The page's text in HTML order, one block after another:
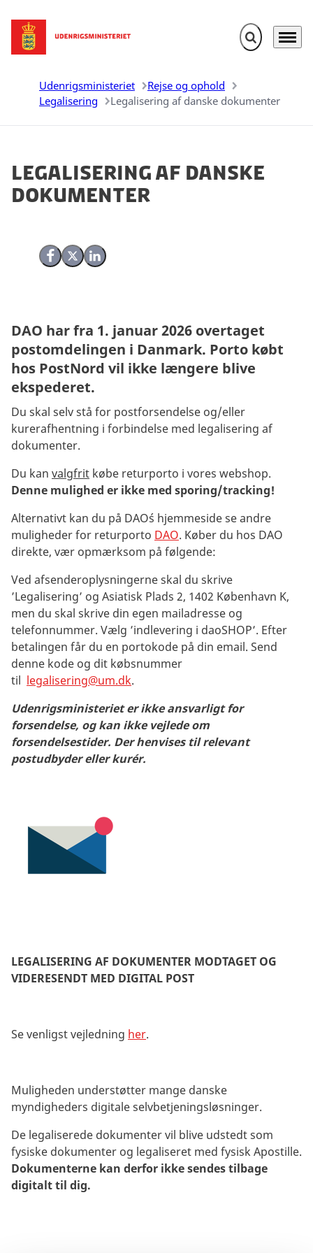
Gå til forsiden Fold søgefelt
Menu
Udenrigsministeriet
Rejse og ophold
Legalisering
Legalisering af danske dokumenter
Legalisering af danske
dokumenter
Del på Facebook
Del på X (Twitter)
Del på LinkedIn
DAO har fra 1. januar 2026 overtaget
postomdelingen i Danmark. Porto købt
hos PostNord vil ikke længere blive
ekspederet.
Du skal selv stå for postforsendelse og/eller
kurerafhentning i forbindelse med legalisering af
dokumenter.
Du kan valgfrit købe returporto i vores webshop.
Denne mulighed er ikke med sporing/tracking!
Alternativt kan du på DAO´s hjemmeside se andre
muligheder for returporto DAO. Køber du hos DAO
direkte, vær opmærksom på følgende:
Ved afsenderoplysningerne skal du skrive
’Legalisering’ og Asiatisk Plads 2, 1402 København K,
men du skal skrive din egen mailadresse og
telefonnummer. Vælg ’indlevering i daoSHOP’. Efter
betalingen får du en portokode på din email. Send
denne kode og dit købsnummer
til legalisering@um.dk.
Udenrigsministeriet er ikke ansvarligt for
forsendelse, og kan ikke vejlede om
forsendelsestider. Der henvises til relevant
postudbyder eller kurér.
LEGALISERING AF DOKUMENTER MODTAGET OG
VIDERESENDT MED DIGITAL POST
Se venligst vejledning her.
Muligheden understøtter mange danske
myndigheders digitale selvbetjeningsløsninger.
De legaliserede dokumenter vil blive udstedt som
fysiske dokumenter og legaliseret med fysisk Apostille.
Dokumenterne kan derfor ikke sendes tilbage
digitalt til dig.